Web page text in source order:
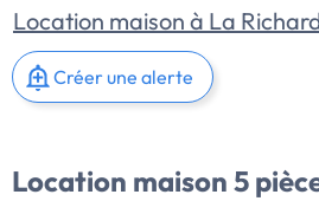
Location maison à La
Créer une alerte
Location maison 5